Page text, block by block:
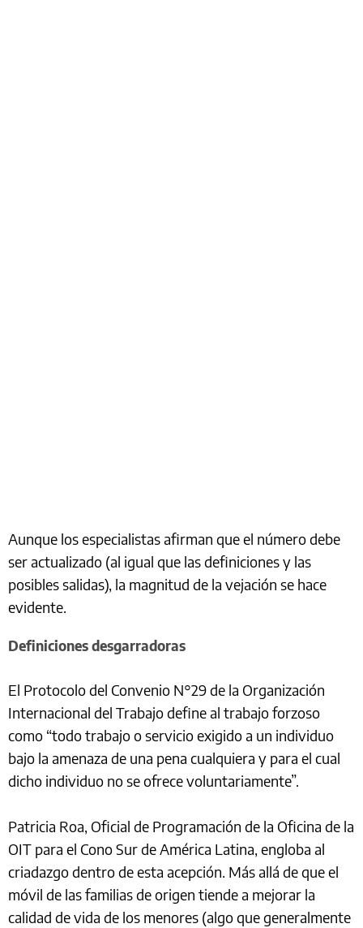
Aunque los especialistas afirman que el número debe
ser actualizado (al igual que las definiciones y las
posibles salidas), la magnitud de la vejación se hace
evidente.
Definiciones desgarradoras
El Protocolo del Convenio N°29 de la Organización
Internacional del Trabajo define al trabajo forzoso
como “todo trabajo o servicio exigido a un individuo
bajo la amenaza de una pena cualquiera y para el cual
dicho individuo no se ofrece voluntariamente”.
Patricia Roa, Oficial de Programación de la Oficina de la
OIT para el Cono Sur de América Latina, engloba al
criadazgo dentro de esta acepción. Más allá de que el
móvil de las familias de origen tiende a mejorar la
calidad de vida de los menores (algo que generalmente